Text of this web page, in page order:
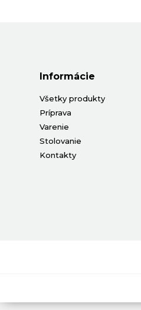
Informácie
Všetky produkty
Príprava
Varenie
Stolovanie
Kontakty